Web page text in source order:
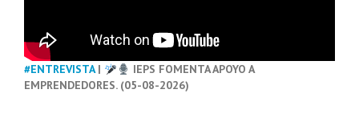
#ENTREVISTA|
IEPS FOMENTA APOYO A
EMPRENDEDORES. (05-08-2026)